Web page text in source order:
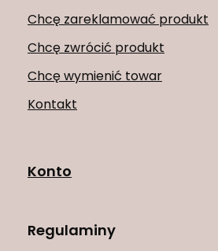
Chcę zareklamować produkt
Chcę zwrócić produkt
Chcę wymienić towar
Kontakt
Konto
Regulaminy